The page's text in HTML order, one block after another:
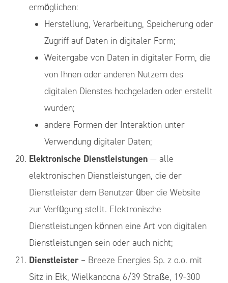
ermöglichen:
Herstellung, Verarbeitung, Speicherung oder
Zugriff auf Daten in digitaler Form;
Weitergabe von Daten in digitaler Form, die
von Ihnen oder anderen Nutzern des
digitalen Dienstes hochgeladen oder erstellt
wurden;
andere Formen der Interaktion unter
Verwendung digitaler Daten;
Elektronische Dienstleistungen— alle
elektronischen Dienstleistungen, die der
Dienstleister dem Benutzer über die Website
zur Verfügung stellt. Elektronische
Dienstleistungen können eine Art von digitalen
Dienstleistungen sein oder auch nicht;
Dienstleister– Breeze Energies Sp. z o.o. mit
Sitz in Ełk, Wielkanocna 6/39 Straße, 19-300